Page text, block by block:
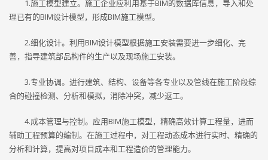
1.施工模型建立。施工企业应利用基于BIM的数据库信息，导入和处
理已有的BIM设计模型，形成BIM施工模型。
2.细化设计。利用BIM设计模型根据施工安装需要进一步细化、完
善，指导建筑部品构件的生产以及现场施工安装。
3.专业协调。进行建筑、结构、设备等各专业以及管线在施工阶段综
合的碰撞检测、分析和模拟，消除冲突，减少返工。
4.成本管理与控制。应用BIM施工模型，精确高效计算工程量，进而
辅助工程预算的编制。在施工过程中，对工程动态成本进行实时、精确的
分析和计算，提高对项目成本和工程造价的管理能力。